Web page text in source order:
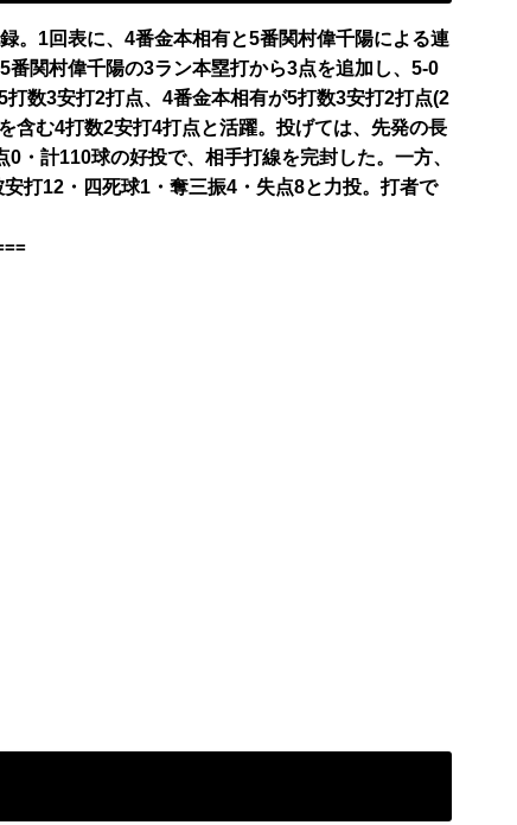
。1回表に、4番金本相有と5番関村偉千陽による連
関村偉千陽の3ラン本塁打から3点を追加し、5-0
数3安打2打点、4番金本相有が5打数3安打2打点(2
含む4打数2安打4打点と活躍。投げては、先発の長
・計110球の好投で、相手打線を完封した。一方、
打12・四死球1・奪三振4・失点8と力投。打者で